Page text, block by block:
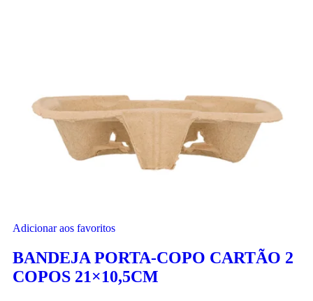
Adicionar aos favoritos
BANDEJA PORTA-COPO CARTÃO 2
COPOS 21×10,5CM